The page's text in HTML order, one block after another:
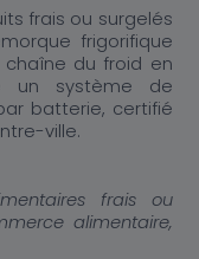
frais ou surgelés
frigorifique
du froid en
un système de
batterie, certifié
ville.
frais ou
alimentaire,